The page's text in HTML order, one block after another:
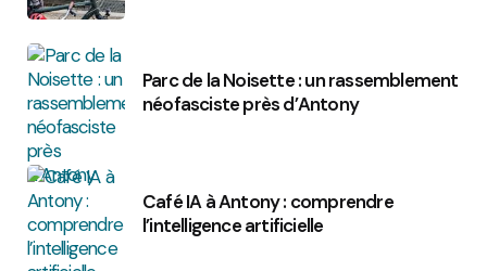
Parc de la Noisette : un rassemblement
néofasciste près d’Antony
Café IA à Antony : comprendre
l’intelligence artificielle